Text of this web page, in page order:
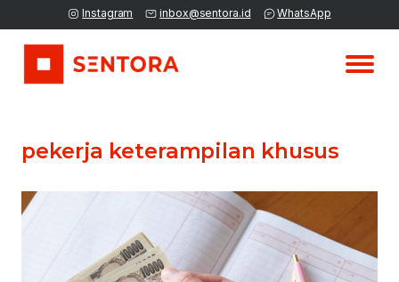
Instagram inbox@sentora.id WhatsApp
pekerja keterampilan khusus